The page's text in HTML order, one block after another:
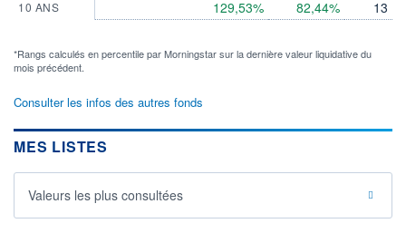
10 ANS
129,53%
82,44%
13
*Rangs calculés en percentile par Morningstar sur la dernière valeur liquidative du
mois précédent.
Consulter les infos des autres fonds
MES LISTES
Valeurs les plus consultées